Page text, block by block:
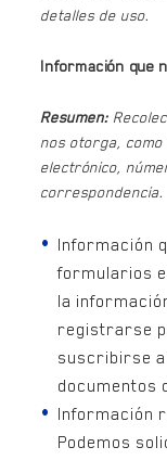
detalles de uso.
Información que
Resumen:
nos otorga,
electrónico,
correspondencia.
Información
formularios
la
registrarse
suscribirse
documentos
Información
Podemos